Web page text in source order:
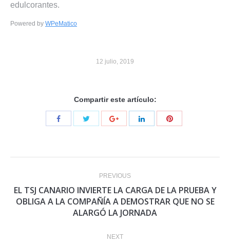
edulcorantes.
Powered by WPeMatico
12 julio, 2019
Compartir este artículo:
navigation
PREVIOUS
Previous
post:
EL TSJ CANARIO INVIERTE LA CARGA DE LA PRUEBA Y
OBLIGA A LA COMPAÑÍA A DEMOSTRAR QUE NO SE
ALARGÓ LA JORNADA
NEXT